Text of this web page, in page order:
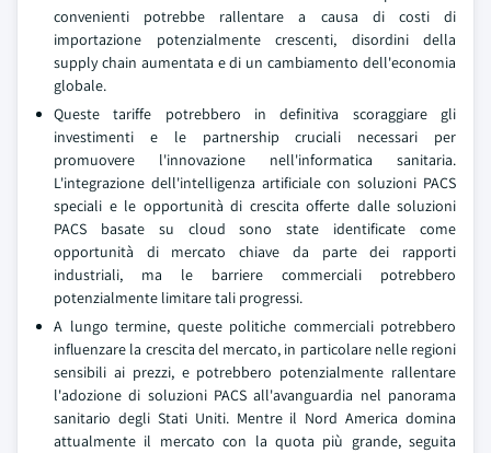
convenienti potrebbe rallentare a causa di costi di
importazione potenzialmente crescenti, disordini della
supply chain aumentata e di un cambiamento dell'economia
globale.
Queste tariffe potrebbero in definitiva scoraggiare gli
investimenti e le partnership cruciali necessari per
promuovere l'innovazione nell'informatica sanitaria.
L'integrazione dell'intelligenza artificiale con soluzioni PACS
speciali e le opportunità di crescita offerte dalle soluzioni
PACS basate su cloud sono state identificate come
opportunità di mercato chiave da parte dei rapporti
industriali, ma le barriere commerciali potrebbero
potenzialmente limitare tali progressi.
A lungo termine, queste politiche commerciali potrebbero
influenzare la crescita del mercato, in particolare nelle regioni
sensibili ai prezzi, e potrebbero potenzialmente rallentare
l'adozione di soluzioni PACS all'avanguardia nel panorama
sanitario degli Stati Uniti. Mentre il Nord America domina
attualmente il mercato con la quota più grande, seguita